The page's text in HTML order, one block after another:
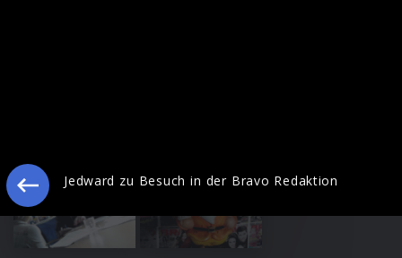
Jedward zu Besuch in der Bravo Redaktion